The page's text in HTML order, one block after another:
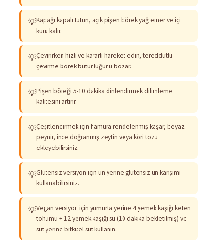
💡Kapağı kapalı tutun, açık pişen börek yağ emer ve içi
kuru kalır.
💡Çevirirken hızlı ve kararlı hareket edin, tereddütlü
çevirme börek bütünlüğünü bozar.
💡Pişen böreği 5-10 dakika dinlendirmek dilimleme
kalitesini artırır.
💡Çeşitlendirmek için hamura rendelenmiş kaşar, beyaz
peynir, ince doğranmış zeytin veya köri tozu
ekleyebilirsiniz.
💡Glütensiz versiyon için un yerine glütensiz un karışımı
kullanabilirsiniz.
💡Vegan versiyon için yumurta yerine 4 yemek kaşığı keten
tohumu + 12 yemek kaşığı su (10 dakika bekletilmiş) ve
süt yerine bitkisel süt kullanın.